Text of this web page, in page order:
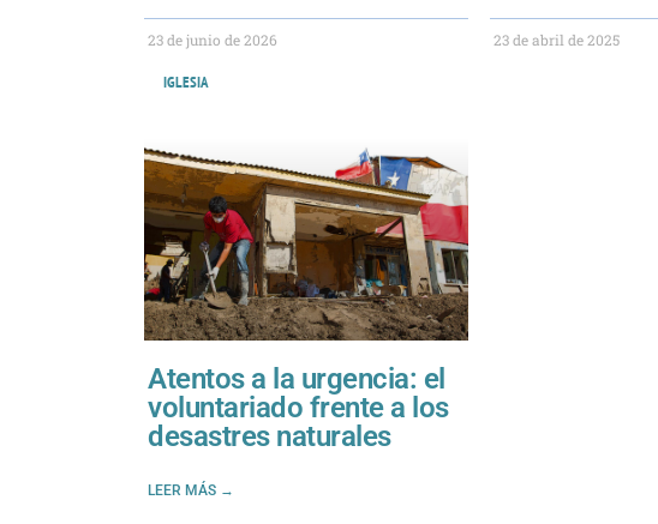
23 de junio de 2026 23 de abril de 2025
IGLESIA
Atentos a la urgencia: el
voluntariado frente a los
desastres naturales
LEER MÁS →